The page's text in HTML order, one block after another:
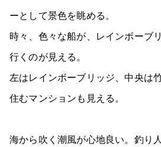
ーとして景色を眺める。
時々、色々な船が、レインボーブ
行くのが見
左はレインボーブリッジ、中央は
住むマンションも見える。
海から吹く潮風が心地良い。釣り